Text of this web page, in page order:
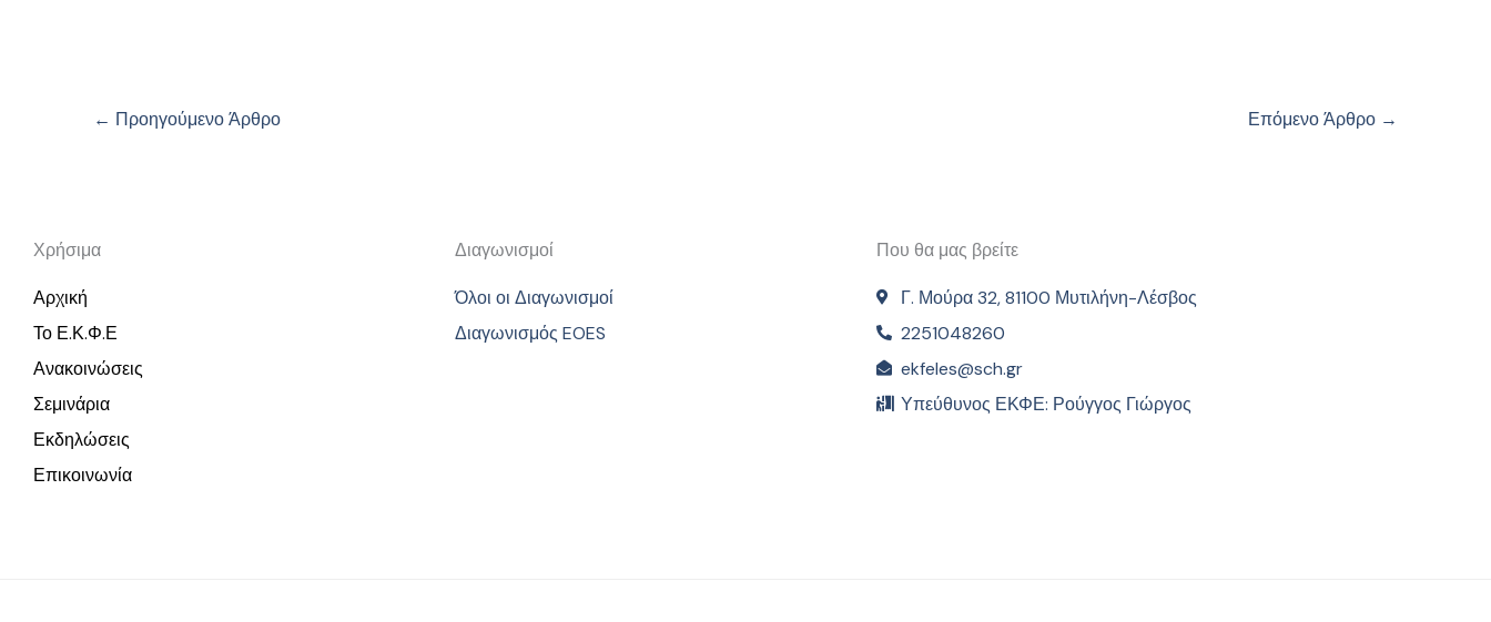
← Προηγούμενο Άρθρο Επόμενο Άρθρο →
Χρήσιμα
Αρχική
Το Ε.Κ.Φ.Ε
Ανακοινώσεις
Σεμινάρια
Εκδηλώσεις
Επικοινωνία
Διαγωνισμοί
Όλοι οι Διαγωνισμοί
Διαγωνισμός EOES
Που θα μας βρείτε
Γ. Μούρα 32, 81100 Μυτιλήνη-Λέσβος
2251048260
ekfeles@sch.gr
Υπεύθυνος ΕΚΦΕ: Ρούγγος Γιώργος